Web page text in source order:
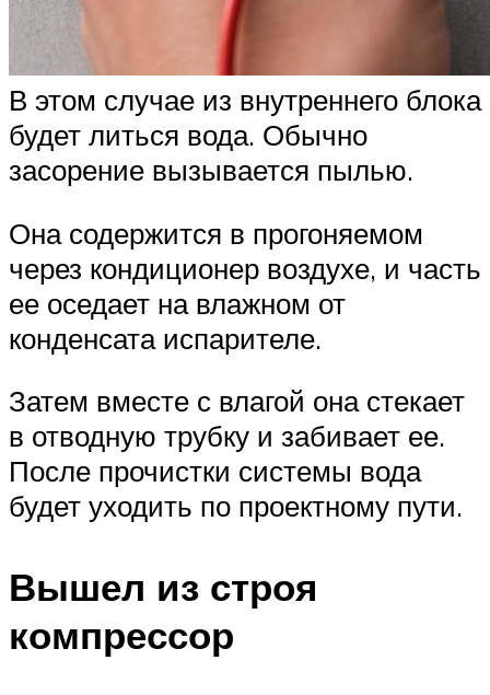
В этом случае из внутреннего блока
будет литься вода. Обычно
засорение вызывается пылью.
Она содержится в прогоняемом
через кондиционер воздухе, и часть
ее оседает на влажном от
конденсата испарителе.
Затем вместе с влагой она стекает
в отводную трубку и забивает ее.
После прочистки системы вода
будет уходить по проектному пути.
Вышел из строя
компрессор